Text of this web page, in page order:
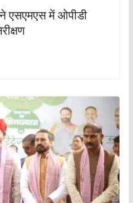
एसएमएस में ओपीडी